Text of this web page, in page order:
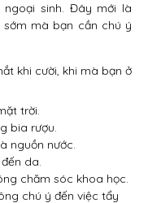
sinh. Đây mới là
mà bạn cần chú ý
khi cười, khi mà bạn ở
trời.
bia rượu.
nguồn nước.
da.
chăm sóc khoa học.
chú ý đến việc tẩy